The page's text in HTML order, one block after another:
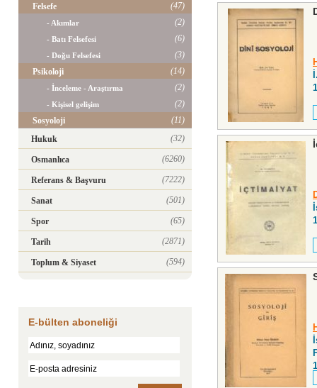
Felsefe
(47)
- Akımlar (2)
- Batı Felsefesi (6)
- Doğu Felsefesi
(3)
Psikoloji
(14)
- İnceleme - Araştırma (2)
- Kişisel gelişim
(2)
Sosyoloji
(11)
Hukuk
(32)
Osmanlıca (6260)
Referans & Başvuru (7222)
Sanat (501)
Spor (65)
Tarih (2871)
Toplum & Siyaset (594)
E-bülten aboneliği